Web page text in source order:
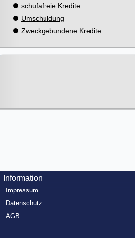
schufafreie Kredite
Umschuldung
Zweckgebundene Kredite
Information
Impressum
Datenschutz
AGB